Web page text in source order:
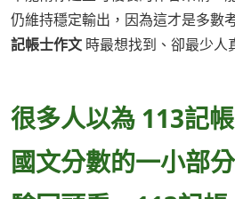
仍維持穩定輸出，因為這才是多數
記帳士作文 時最想找到、卻最少人
很多人以為 113記
國文分數的一小部